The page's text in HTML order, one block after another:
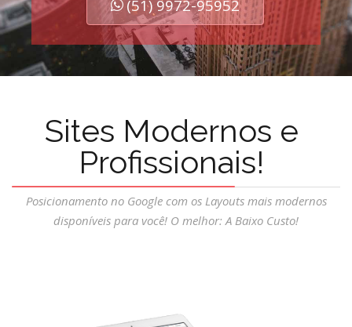
(51) 9972-95952
Sites Modernos e
Profissionais!
Posicionamento no Google com os Layouts mais modernos
disponíveis para você! O melhor: A Baixo Custo!